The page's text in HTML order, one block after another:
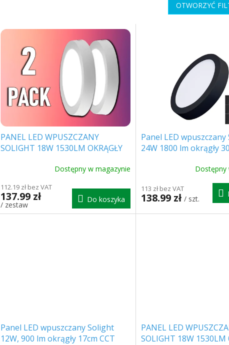
n
ó
w
OTWORZYĆ
u
PANEL LED WPUSZCZANY
SOLIGHT 18W 1530LM OKRĄGŁY
Dostępny w magazynie
112.19 zł bez VAT
137.99 zł
/ zestaw
Do koszyka
Panel LED
24W 1800 lm okrągły
Dostępny
113 zł bez VAT
138.99 zł / szt.
Panel LED wpuszczany Solight
12W, 900 lm okrągły 17cm CCT
PANEL LED
SOLIGHT 18W 1530LM